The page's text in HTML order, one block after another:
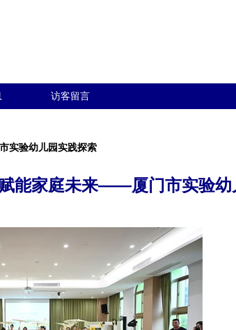
访客留言
实验幼儿园实践探索
能家庭未来——厦门市实验幼